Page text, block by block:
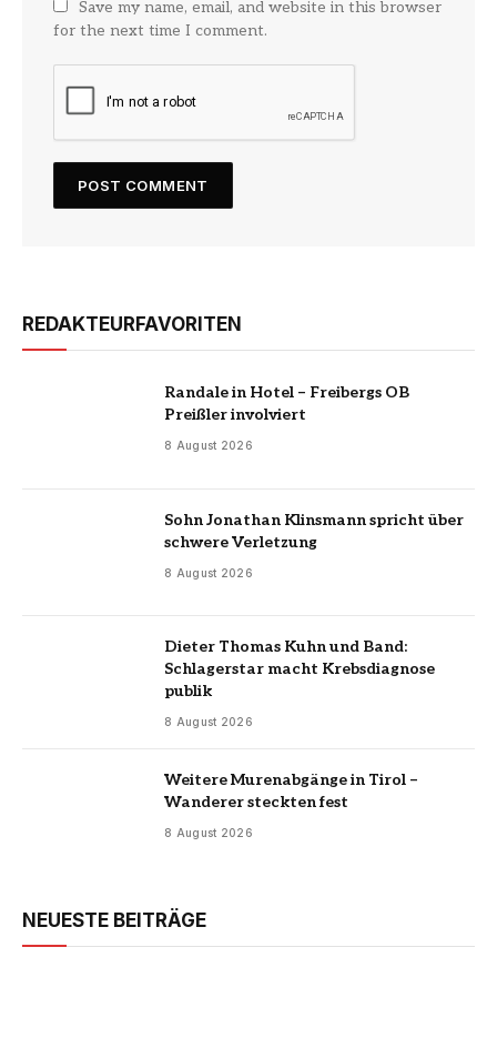
Save my name, email, and website in this browser
for the next time I comment.
REDAKTEURFAVORITEN
Randale in Hotel – Freibergs OB
Preißler involviert
8 August 2026
Sohn Jonathan Klinsmann spricht über
schwere Verletzung
8 August 2026
Dieter Thomas Kuhn und Band:
Schlagerstar macht Krebsdiagnose
publik
8 August 2026
Weitere Murenabgänge in Tirol –
Wanderer steckten fest
8 August 2026
NEUESTE BEITRÄGE